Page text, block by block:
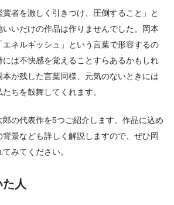
者を激しく引きつけ、圧倒すること」と
いだけの作品は作りませんでした。岡本
ネルギッシュ」という言葉で形容するの
は不快感を覚えることすらあるかもしれ
本が残した言葉同様、元気のないときには
ちを鼓舞してくれます。
郎の代表作を5つご紹介します。作品に込め
景なども詳しく解説しますので、ぜひ岡
みてください。
人